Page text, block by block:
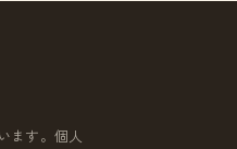
ます。個人